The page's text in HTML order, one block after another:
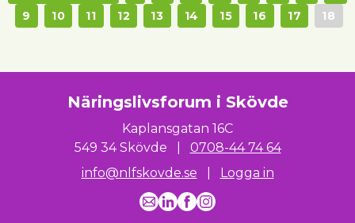
9
10 11 12 13 14 15 16 17 18
Näringslivsforum i Skövde
Kaplansgatan 16C
549 34 Skövde
0708-44 74 64
info@nlfskovde.se
Logga in